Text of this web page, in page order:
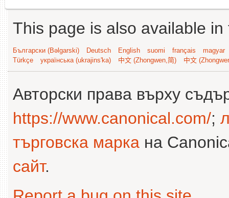
This page is also available
Български (Bəlgarski) Deutsch English suomi français
magyar
Türkçe
українська (ukrajins'ka) 中文 (Zhongwen,简) 中文
Авторски права върху
https://www.canonical.com/;
търговска марка на
сайт.